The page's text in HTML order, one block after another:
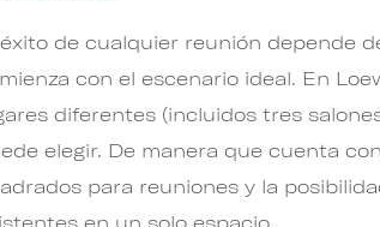
de cualquier reunión depende
con el escenario ideal. En
diferentes (incluidos tres
elegir. De manera que cuenta
para reuniones y la
en un solo espacio.